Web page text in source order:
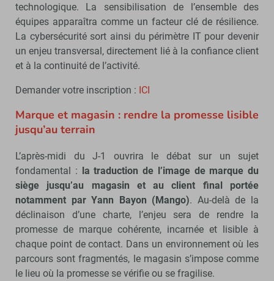
technologique. La sensibilisation de l’ensemble des
équipes apparaîtra comme un facteur clé de résilience.
La cybersécurité sort ainsi du périmètre IT pour devenir
un enjeu transversal, directement lié à la confiance client
et à la continuité de l’activité.
Demander votre inscription : ICI
Marque et magasin : rendre la promesse lisible
jusqu’au terrain
L’après-midi du J-1 ouvrira le débat sur un sujet
fondamental : la traduction de l’image de marque du
siège jusqu’au magasin et au client final portée
notamment par Yann Bayon (Mango). Au-delà de la
déclinaison d’une charte, l’enjeu sera de rendre la
promesse de marque cohérente, incarnée et lisible à
chaque point de contact. Dans un environnement où les
parcours sont fragmentés, le magasin s’impose comme
le lieu où la promesse se vérifie ou se fragilise.